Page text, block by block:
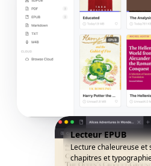
Lecteur EPUB
Lecture chaleureuse et
chapitres et